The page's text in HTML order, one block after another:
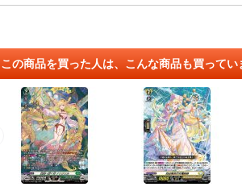
この商品を買った人は、こんな商品も買ってい